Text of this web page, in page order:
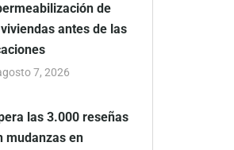
de
viviendas antes de las
7, 2026
las 3.000 reseñas
mudanzas en